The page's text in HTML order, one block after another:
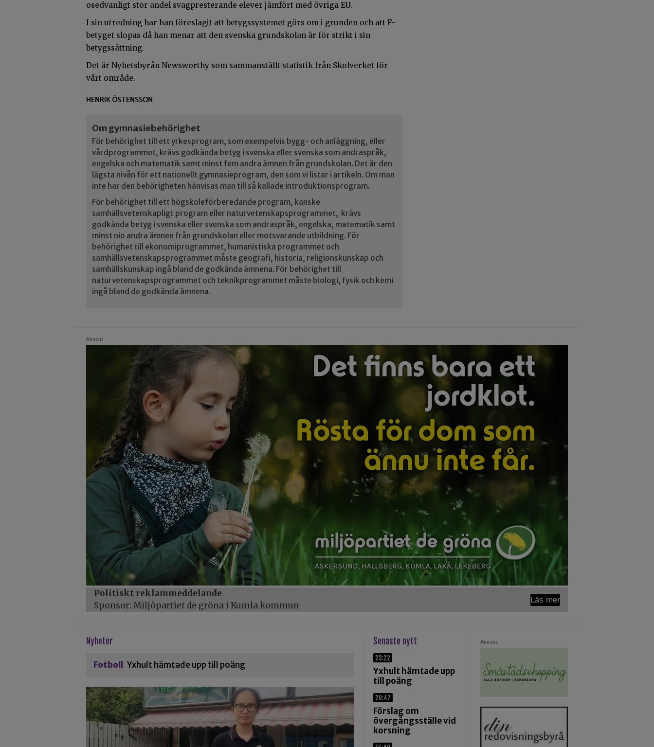
osedvanligt stor andel svagpresterande elever jämfört med övriga EU.
I sin utredning har han föreslagit att betygssystemet görs om i grunden och att F-
betyget slopas då han menar att den svenska grundskolan är för strikt i sin
betygssättning.
Det är Nyhetsbyrån Newsworthy som sammanställt statistik från Skolverket för
vårt område.
HENRIK ÖSTENSSON
Om gymnasiebehörighet
För behörighet till ett yrkesprogram, som exempelvis bygg- och anläggning, eller
vårdprogrammet, krävs godkända betyg i svenska eller svenska som andraspråk,
engelska och matematik samt minst fem andra ämnen från grundskolan. Det är den
lägsta nivån för ett nationellt gymnasieprogram, den som vi listar i artikeln. Om man
inte har den behörigheten hänvisas man till så kallade introduktionsprogram.
För behörighet till ett högskoleförberedande program, kanske
samhällsvetenskapligt program eller naturvetenskapsprogrammet, krävs
godkända betyg i svenska eller svenska som andraspråk, engelska, matematik samt
minst nio andra ämnen från grundskolan eller motsvarande utbildning. För
behörighet till ekonomiprogrammet, humanistiska programmet och
samhällsvetenskapsprogrammet måste geografi, historia, religionskunskap och
samhällskunskap ingå bland de godkända ämnena. För behörighet till
naturvetenskapsprogrammet och teknikprogrammet måste biologi, fysik och kemi
ingå bland de godkända ämnena.
Annons
Politiskt reklammeddelande
Sponsor: Miljöpartiet de gröna i Kumla kommun
Läs mer
Nyheter
Fotboll Yxhult hämtade upp till poäng
Senaste nytt
23:22
Yxhult hämtade upp
till poäng
20:47
Förslag om
övergångsställe vid
korsning
Annons